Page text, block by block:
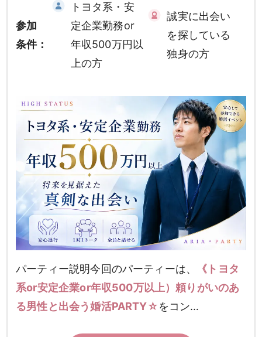
参加
条件：
トヨタ系・安
定企業勤務or
年収500万円以
上の方
誠実に出会い
を探している
独身の方
パーティー説明今回のパーティーは、
《トヨタ
系or安定企業or年収500万以上）頼りがいのあ
る男性と出会う婚活PARTY☆をコン…